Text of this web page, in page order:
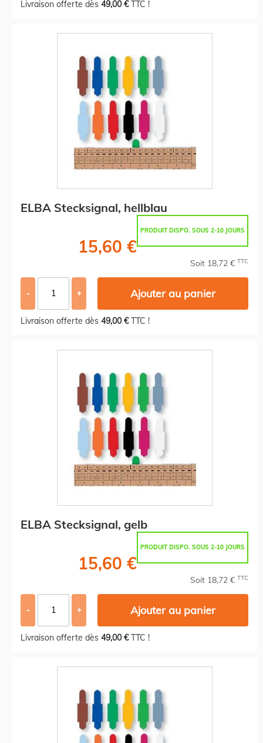
Livraison offerte dès 49,00 €TTC !
ELBA Stecksignal, hellblau
PRODUIT DISPO. SOUS 2-10 JOURS
15,60 €
Soit 18,72 € TTC
- + Ajouter au panier
Livraison offerte dès 49,00 €TTC !
ELBA Stecksignal, gelb
PRODUIT DISPO. SOUS 2-10 JOURS
15,60 €
Soit 18,72 € TTC
- + Ajouter au panier
Livraison offerte dès 49,00 €TTC !